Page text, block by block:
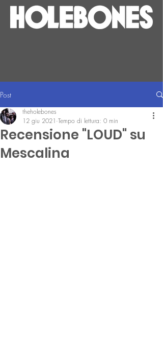
Post
Recensione "LOUD" su
Mescalina
theholebones
12 giu 2021 Tempo di lettura: 0 min